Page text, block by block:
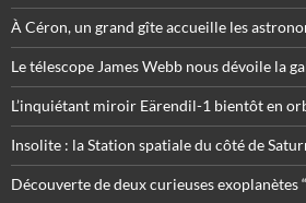
À Céron, un grand gîte accueille les
Le télescope James Webb nous dévoile la
L’inquiétant miroir Eärendil-1 bientôt en
Insolite : la Station spatiale du côté de
Découverte de deux curieuses exoplanètes